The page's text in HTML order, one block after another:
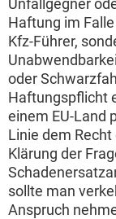
Haftung im
Kfz-Führer,
oder
Haftungspflicht
einem EU-Land
Linie dem
Klärung der
sollte man
Anspruch